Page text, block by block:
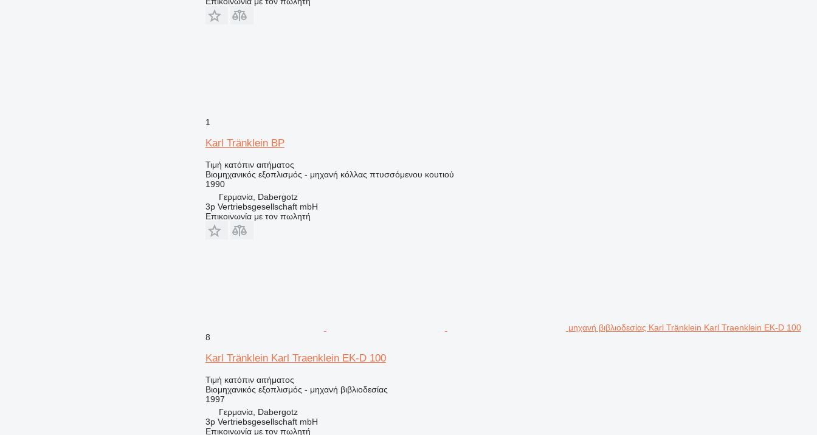
1
Karl Tränklein BP
Τιμή κατόπιν αιτήματος
Βιομηχανικός εξοπλισμός - μηχανή κόλλας πτυσσόμενου κουτιού
1990
Γερμανία, Dabergotz
3p Vertriebsgesellschaft mbH
Επικοινωνία με τον πωλητή
μηχανή βιβλιοδεσίας Karl Tränklein Karl Traenklein EK-D 100
8
Karl Tränklein Karl Traenklein EK-D 100
Τιμή κατόπιν αιτήματος
Βιομηχανικός εξοπλισμός - μηχανή βιβλιοδεσίας
1997
Γερμανία, Dabergotz
3p Vertriebsgesellschaft mbH
Επικοινωνία με τον πωλητή